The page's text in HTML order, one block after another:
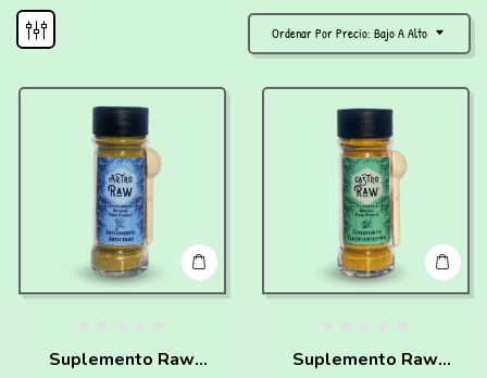
Ordenar Por Precio: Bajo A Alto
Suplemento Raw
Suplemento Raw